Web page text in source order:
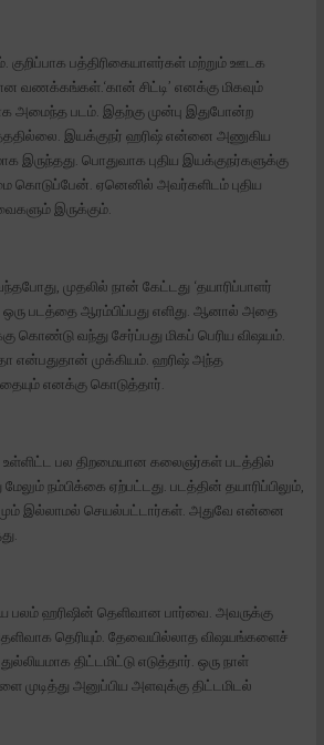
பத்திரிகையாளர்கள் மற்றும் ஊடக
சிட்டி’ எனக்கு மிகவும்
அமைந்த படம். இதற்கு முன்பு இதுபோன்ற
இயக்குநர் ஹரிஷ் என்னை அணுகிய
இருந்தது. பொதுவாக புதிய இயக்குநர்களுக்கு
கொடுப்பேன். ஏனெனில் அவர்களிடம் புதிய
இருக்கும்.
முதலில் நான் கேட்டது ‘தயாரிப்பாளர்
ஒரு படத்தை ஆரம்பிப்பது எளிது. ஆனால் அதை
கொண்டு வந்து சேர்ப்பது மிகப் பெரிய விஷயம்.
என்பதுதான் முக்கியம். ஹரிஷ் அந்த
எனக்கு கொடுத்தார்.
உள்ளிட்ட பல திறமையான கலைஞர்கள் படத்தில்
நம்பிக்கை ஏற்பட்டது. படத்தின் தயாரிப்பிலும்,
இல்லாமல் செயல்பட்டார்கள். அதுவே என்னை
பலம் ஹரிஷின் தெளிவான பார்வை. அவருக்கு
தெரியும். தேவையில்லாத விஷயங்களைச்
திட்டமிட்டு எடுத்தார். ஒரு நாள்
அனுப்பிய அளவுக்கு திட்டமிடல்